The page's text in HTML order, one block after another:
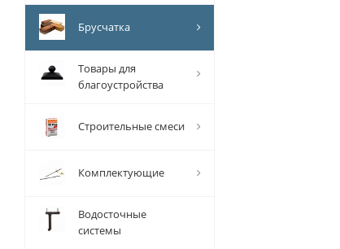
Брусчатка
Товары для
благоустройства
Строительные смеси
Комплектующие
Водосточные
системы